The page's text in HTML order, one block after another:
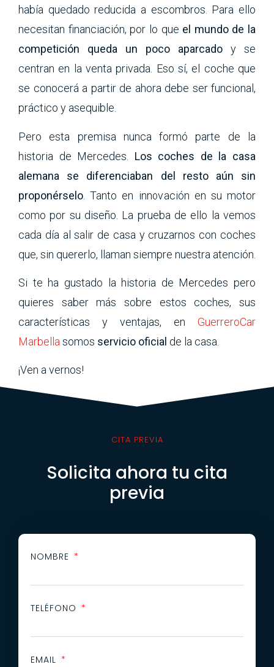
había quedado reducida a escombros. Para ello
necesitan financiación, por lo que el mundo de la
competición queda un poco aparcado y se
centran en la venta privada. Eso sí, el coche que
se conocerá a partir de ahora debe ser funcional,
práctico y asequible.
Pero esta premisa nunca formó parte de la
historia de Mercedes. Los coches de la casa
alemana se diferenciaban del resto aún sin
proponérselo . Tanto en innovación en su motor
como por su diseño. La prueba de ello la vemos
cada día al salir de casa y cruzarnos con coches
que, sin quererlo, llaman siempre nuestra atención.
Si te ha gustado la historia de Mercedes pero
quieres saber más sobre estos coches, sus
características y ventajas, en GuerreroCar
Marbella somos servicio oficial de la casa.
¡Ven a vernos!
CITA PREVIA
Solicita ahora tu cita
previa
NOMBRE
TELÉFONO
EMAIL